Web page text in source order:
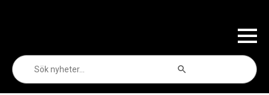
efter: